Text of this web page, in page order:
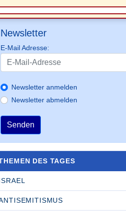
Newsletter
E-Mail Adresse:
Newsletter anmelden
Newsletter abmelden
Senden
DES TAGES